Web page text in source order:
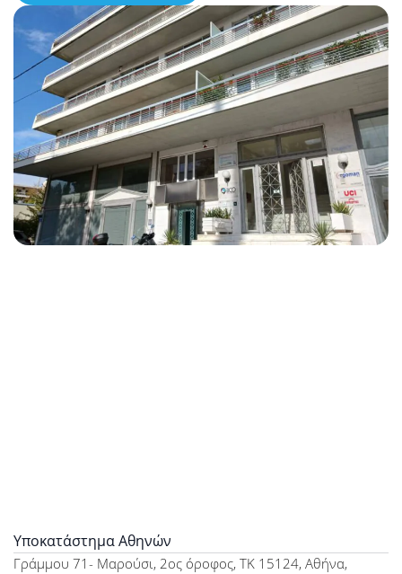
Υποκατάστημα Αθηνών
Γράμμου 71- Μαρούσι, 2ος όροφος, ΤΚ 15124, Αθήνα,